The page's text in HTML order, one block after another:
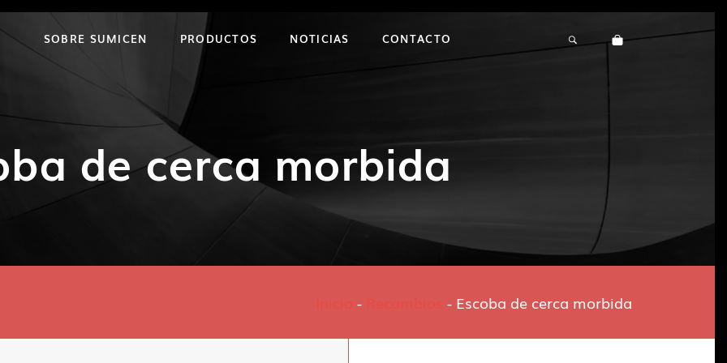
SOBRE SUMICEN PRODUCTOS NOTICIAS CONTACTO
de cerca morbida
- - Escoba de cerca morbida